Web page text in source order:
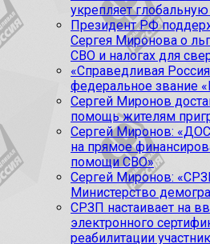
укрепляет
Президент РФ
Сергея Миронова о
СВО и налогах для
«Справедливая
федеральное звание
Сергей Миронов
помощь жителям
Сергей Миронов:
на прямое
помощи СВО»
Сергей Миронов:
Министерство
СРЗП настаивает на
электронного
реабилитации